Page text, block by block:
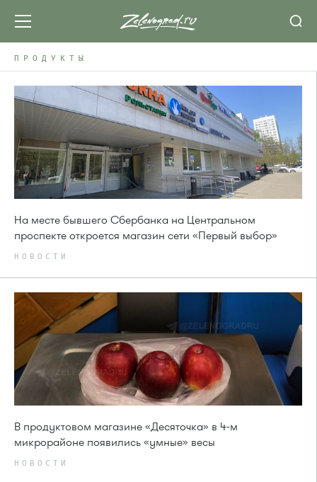
ПРОДУКТЫ
На месте бывшего Сбербанка на Центральном
проспекте откроется магазин сети «Первый выбор»
НОВОСТИ
В продуктовом магазине «Десяточка» в 4-м
микрорайоне появились «умные» весы
НОВОСТИ